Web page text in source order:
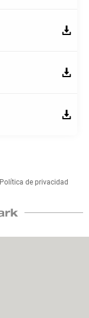
Política de privacidad